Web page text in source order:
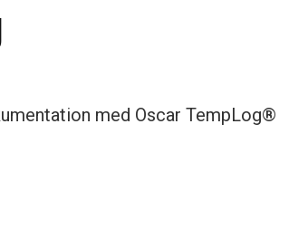
med Oscar TempLog®